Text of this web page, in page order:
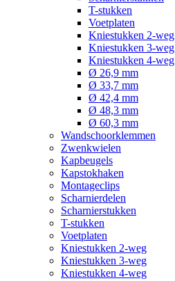
T-stukken
Voetplaten
Kniestukken 2-weg
Kniestukken 3-weg
Kniestukken 4-weg
Ø 26,9 mm
Ø 33,7 mm
Ø 42,4 mm
Ø 48,3 mm
Ø 60,3 mm
Wandschoorklemmen
Zwenkwielen
Kapbeugels
Kapstokhaken
Montageclips
Scharnierdelen
Scharnierstukken
T-stukken
Voetplaten
Kniestukken 2-weg
Kniestukken 3-weg
Kniestukken 4-weg